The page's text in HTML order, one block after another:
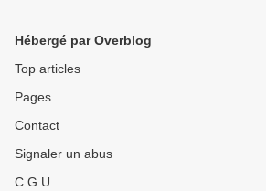
Hébergé par Overblog
Top articles
Pages
Contact
Signaler un abus
C.G.U.